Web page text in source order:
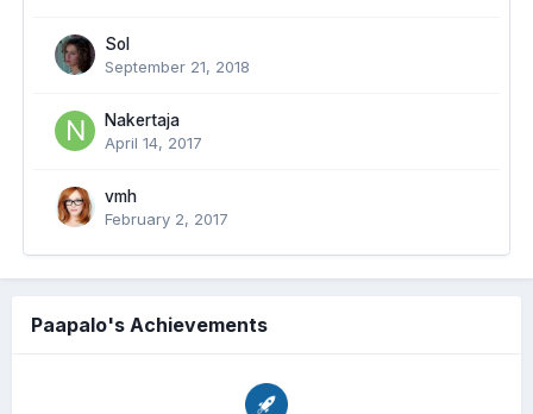
Sol
September 21, 2018
Nakertaja
April 14, 2017
vmh
February 2, 2017
Paapalo's Achievements